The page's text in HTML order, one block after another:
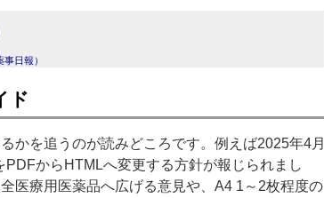
日報）
ド
かを追うのが読みどころです。例えば2025年4月
からHTMLへ変更する方針が報じられまし
医療用医薬品へ広げる意見や、A4 1～2枚程度の